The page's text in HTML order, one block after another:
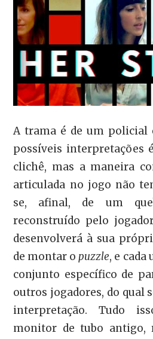
A trama é de um policial
possíveis interpretações
clichê, mas a maneira
articulada no jogo não
se, afinal, de um
reconstruído pelo
desenvolverá à sua
de montar opuzzle, e cada
conjunto específico de
outros jogadores, do qual
interpretação. Tudo
monitor de tubo antigo,